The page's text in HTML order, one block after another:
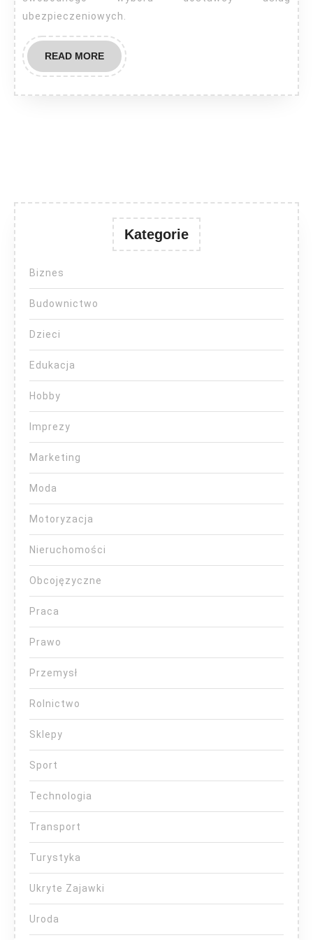
ubezpieczeniowych.
READ MOREREAD
MORE
Kategorie
Biznes
Budownictwo
Dzieci
Edukacja
Hobby
Imprezy
Marketing
Moda
Motoryzacja
Nieruchomości
Obcojęzyczne
Praca
Prawo
Przemysł
Rolnictwo
Sklepy
Sport
Technologia
Transport
Turystyka
Ukryte Zajawki
Uroda